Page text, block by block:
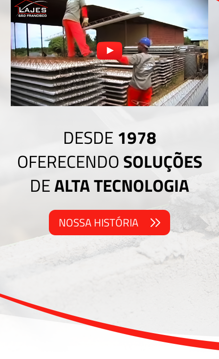
DESDE 1978
OFERECENDOSOLUÇÕES
DEALTA TECNOLOGIA
NOSSA HISTÓRIA